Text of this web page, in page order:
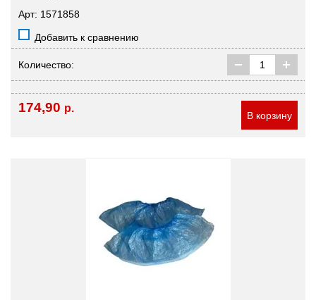
Арт: 1571858
Добавить к сравнению
Количество:
174,90 р.
В корзину